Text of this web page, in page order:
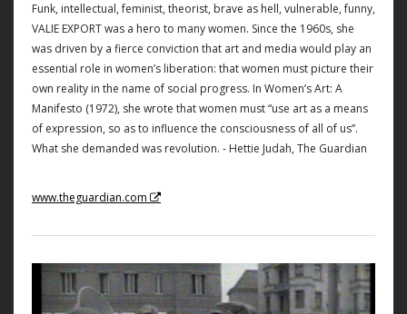
Funk, intellectual, feminist, theorist, brave as hell, vulnerable, funny,
VALIE EXPORT was a hero to many women. Since the 1960s, she
was driven by a fierce conviction that art and media would play an
essential role in women’s liberation: that women must picture their
own reality in the name of social progress. In Women’s Art: A
Manifesto (1972), she wrote that women must “use art as a means
of expression, so as to influence the consciousness of all of us”.
What she demanded was revolution. - Hettie Judah, The Guardian
www.theguardian.com